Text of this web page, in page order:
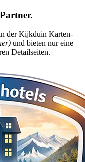
.
der Kijkduin Karten-
und bieten nur eine
Detailseiten.